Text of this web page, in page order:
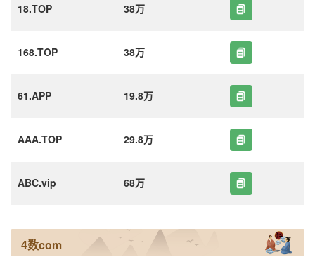
18.TOP 38万
168.TOP 38万
61.APP 19.8万
AAA.TOP 29.8万
ABC.vip 68万
4数com